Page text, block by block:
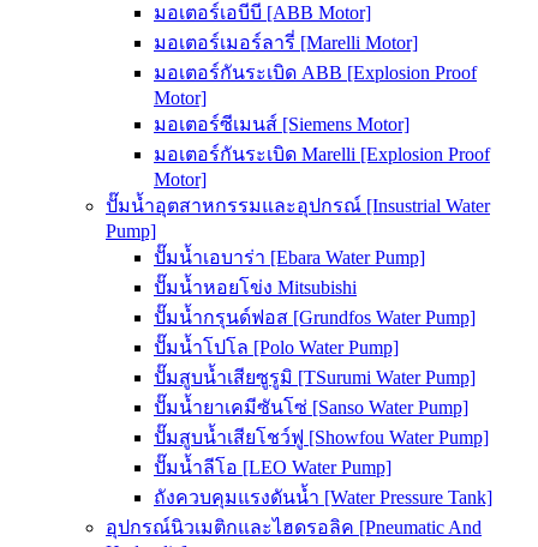
มอเตอร์เอบีบี [ABB Motor]
มอเตอร์เมอร์ลารี่ [Marelli Motor]
มอเตอร์กันระเบิด ABB [Explosion Proof
Motor]
มอเตอร์ซีเมนส์ [Siemens Motor]
มอเตอร์กันระเบิด Marelli [Explosion Proof
Motor]
ปั๊มน้ำอุตสาหกรรมและอุปกรณ์ [Insustrial Water
Pump]
ปั๊มน้ำเอบาร่า [Ebara Water Pump]
ปั๊มน้ำหอยโข่ง Mitsubishi
ปั๊มน้ำกรุนด์ฟอส [Grundfos Water Pump]
ปั๊มน้ำโปโล [Polo Water Pump]
ปั๊มสูบน้ำเสียซูรูมิ [TSurumi Water Pump]
ปั๊มน้ำยาเคมีซันโซ่ [Sanso Water Pump]
ปั๊มสูบน้ำเสียโชว์ฟู [Showfou Water Pump]
ปั๊มน้ำลีโอ [LEO Water Pump]
ถังควบคุมแรงดันน้ำ [Water Pressure Tank]
อุปกรณ์นิวเมติกและไฮดรอลิค [Pneumatic And